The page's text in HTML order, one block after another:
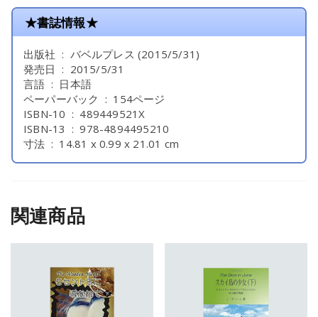
★書誌情報★
出版社 ‏ : ‎ バベルプレス (2015/5/31)
発売日 ‏ : ‎ 2015/5/31
言語 ‏ : ‎ 日本語
ペーパーバック ‏ : ‎ 154ページ
ISBN-10 ‏ : ‎ 489449521X
ISBN-13 ‏ : ‎ 978-4894495210
寸法 ‏ : ‎ 14.81 x 0.99 x 21.01 cm
関連商品